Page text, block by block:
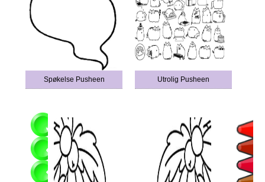
Spøkelse Pusheen Utrolig Pusheen